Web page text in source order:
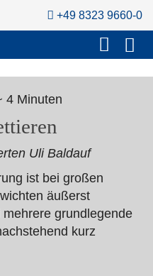
+49 8323 9660-0
4 Minuten
Uli Baldauf
ist bei großen
äußerst
grundlegende
kurz